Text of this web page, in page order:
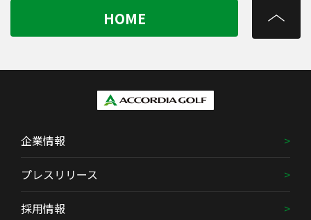
HOME
企業情報
プレスリリース
採用情報